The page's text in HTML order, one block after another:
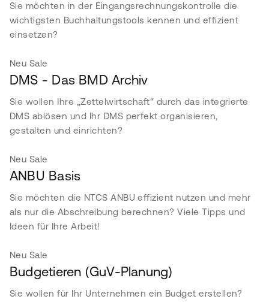
Sie möchten in der Eingangsrechnungskontrolle die
wichtigsten Buchhaltungstools kennen und effizient
einsetzen?
Neu Sale
DMS - Das BMD Archiv
Sie wollen Ihre „Zettelwirtschaft“ durch das integrierte
DMS ablösen und Ihr DMS perfekt organisieren,
gestalten und einrichten?
Neu Sale
ANBU Basis
Sie möchten die NTCS ANBU effizient nutzen und mehr
als nur die Abschreibung berechnen? Viele Tipps und
Ideen für Ihre Arbeit!
Neu Sale
Budgetieren (GuV-Planung)
Sie wollen für Ihr Unternehmen ein Budget erstellen?